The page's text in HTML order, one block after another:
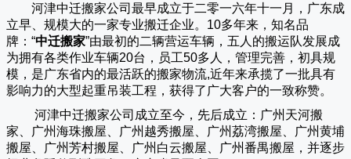
河津中迁搬家公司 最早成立于二零一六年十一月，广东成
立早、规模大的一家专业搬迁企业。10多年来，知名品
牌：“中迁搬家”由最初的二辆营运车辆，五人的搬运队发展成
为拥有各类作业车辆20台，员工50多人，管理完善，初具规
模，是广东省内的最活跃的搬家物流,近年来承揽了一批具有
影响力的大型起重吊装工程，获得了广大客户的一致称赞。
河津中迁搬家公司成立至今，先后成立：广州天河搬
家、广州海珠搬屋、广州越秀搬屋、广州荔湾搬屋、广州黄埔
搬屋、广州芳村搬屋、广州白云搬屋、广州番禺搬屋，并逐步